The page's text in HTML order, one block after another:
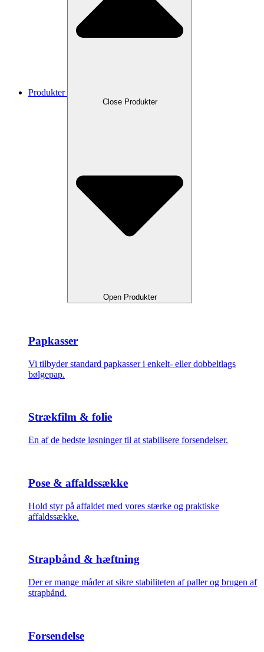
Produkter
Close Produkter
Open Produkter
Papkasser
Vi tilbyder standard papkasser i enkelt- eller dobbeltlags
bølgepap.
Strækfilm & folie
En af de bedste løsninger til at stabilisere forsendelser.
Pose & affaldssække
Hold styr på affaldet med vores stærke og praktiske
affaldssække.
Strapbånd & hæftning
Der er mange måder at sikre stabiliteten af paller og brugen af
strapbånd.
Forsendelse